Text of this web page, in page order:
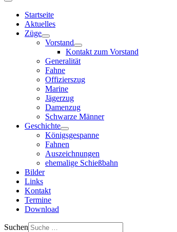
Startseite
Aktuelles
Züge
Vorstand
Kontakt zum Vorstand
Generalität
Fahne
Offizierszug
Marine
Jägerzug
Damenzug
Schwarze Männer
Geschichte
Königsgespanne
Fahnen
Auszeichnungen
ehemalige Schießbahn
Bilder
Links
Kontakt
Termine
Download
Suchen